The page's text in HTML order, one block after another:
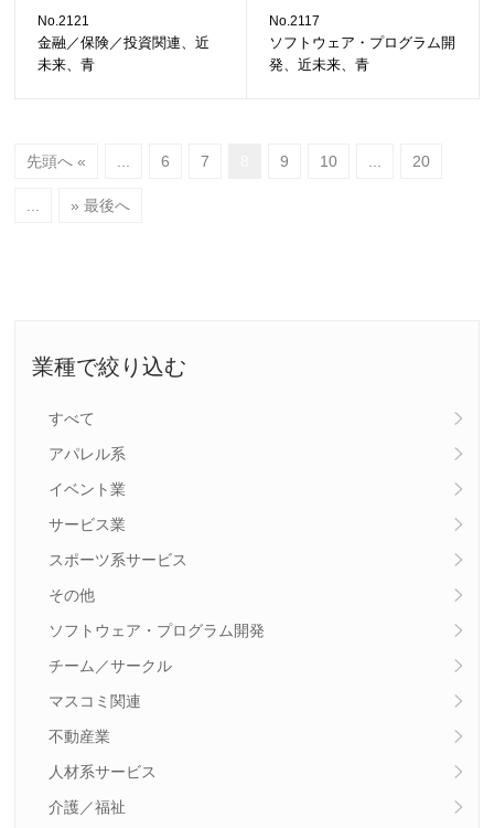
業種で絞り込む
すべて
アパレル系
イベント業
サービス業
スポーツ系サービス
その他
ソフトウェア・プログラム開発
チーム／サークル
マスコミ関連
不動産業
人材系サービス
介護／福祉
No.2121
金融／保険／投資関連、近
未来、青
No.2117
ソフトウェア・プログラム開
発、近未来、青
先頭へ « 6 7 9 10 20
» 最後へ